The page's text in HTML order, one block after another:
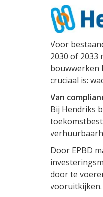
Voor
2030 of 2033
bouwwerken
cruciaal is:
Van
Bij Hendriks
Door EPBD
door te
vooruitkijken.